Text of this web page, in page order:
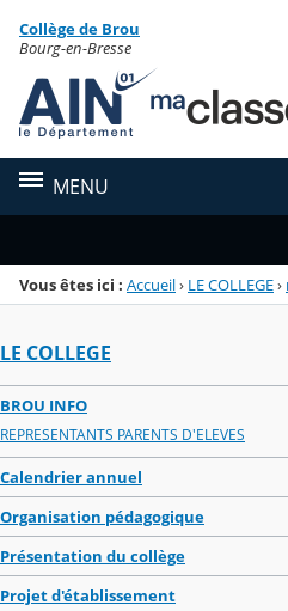
Menu de la rubrique
Contenu
Collège de Brou
Bourg-en-Bresse
MENU
Vous êtes ici : Accueil› LE COLLEGE›
LE COLLEGE
BROU INFO
REPRESENTANTS PARENTS D'ELEVES
Calendrier annuel
Organisation pédagogique
Présentation du collège
Projet d'établissement